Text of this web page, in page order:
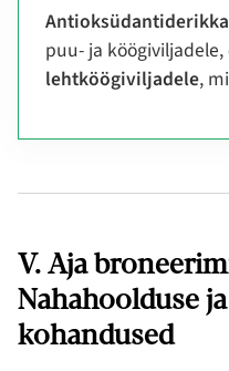
puu- ja
lehtköögiviljadele,
V. Aja
Nahahoolduse
kohandused